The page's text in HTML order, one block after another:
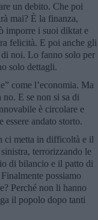
un debito. Che poi
mai? È la finanza,
imporre i suoi diktat e
felicità. E poi anche gli
noi. Lo fanno solo per
solo dettagli.
come l’economia. Ma
E se non si sa di
è circolare e
essere andato storto.
ci metta in difficoltà e il
terrorizzando le
di bilancio e il patto di
possiamo
Perché non li hanno
il popolo dopo tanti